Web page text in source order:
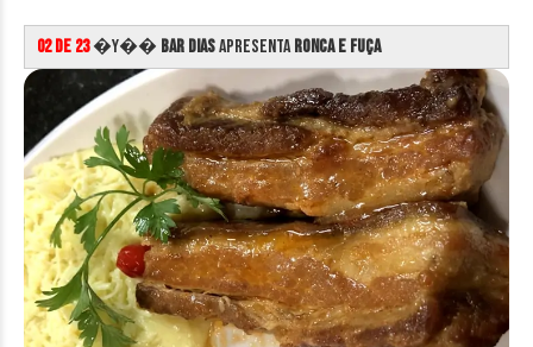
02 de 23�Y�� Bar DiasapresentaRonca e Fuça